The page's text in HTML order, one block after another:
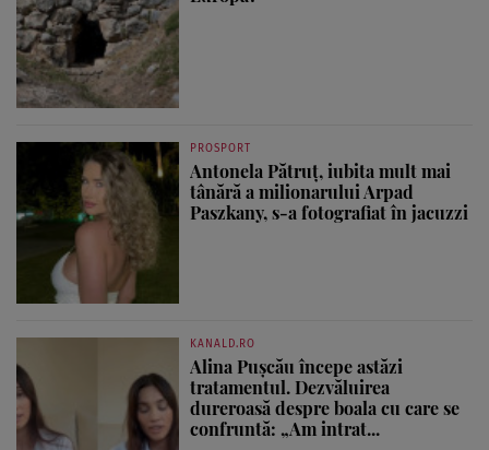
PROSPORT
Antonela Pătruț, iubita mult mai
tânără a milionarului Arpad
Paszkany, s-a fotografiat în jacuzzi
KANALD.RO
Alina Pușcău începe astăzi
tratamentul. Dezvăluirea
dureroasă despre boala cu care se
confruntă: „Am intrat...